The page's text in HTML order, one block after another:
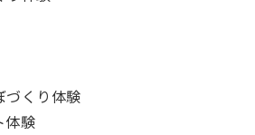
づくり体験
体験